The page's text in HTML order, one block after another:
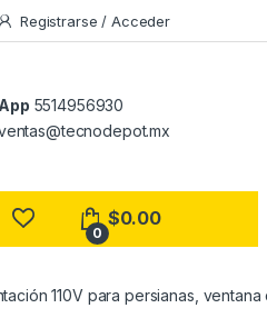
Registrarse / Acceder
5514956930
0
$0.00
110V para persianas,